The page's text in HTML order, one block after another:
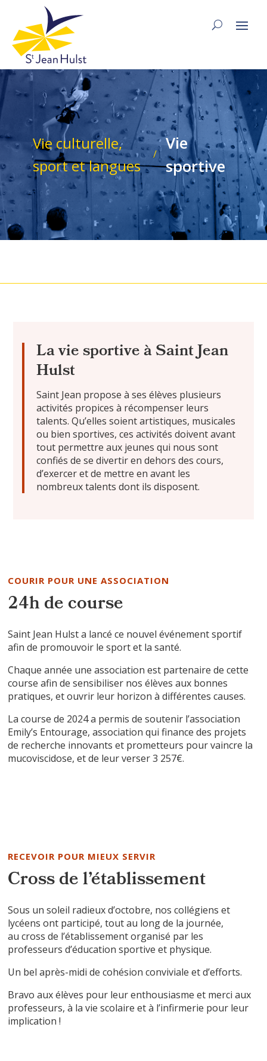
Vie culturelle,
sport et langues
/
Vie
sportive
La vie sportive à Saint Jean
Hulst
Saint Jean propose à ses élèves plusieurs
activités propices à récompenser leurs
talents. Qu’elles soient artistiques, musicales
ou bien sportives, ces activités doivent avant
tout permettre aux jeunes qui nous sont
confiés de se divertir en dehors des cours,
d’exercer et de mettre en avant les
nombreux talents dont ils disposent.
RECEVOIR POUR MIEUX SERVIR
Cross de l’établissement
Sous un soleil radieux d’octobre, nos collégiens et
lycéens ont participé, tout au long de la journée,
au cross de l’établissement organisé par les
professeurs d’éducation sportive et physique.
Un bel après-midi de cohésion conviviale et d’efforts.
Bravo aux élèves pour leur enthousiasme et merci aux
professeurs, à la vie scolaire et à l’infirmerie pour leur
implication !
COURIR POUR UNE ASSOCIATION
24h de course
Saint Jean Hulst a lancé ce nouvel événement sportif
afin de promouvoir le sport et la santé.
Chaque année une association est partenaire de cette
course afin de sensibiliser nos élèves aux bonnes
pratiques, et ouvrir leur horizon à différentes causes.
La course de 2024 a permis de soutenir l’association
Emily’s Entourage, association qui finance des projets
de recherche innovants et prometteurs pour vaincre la
mucoviscidose, et de leur verser 3 257€.